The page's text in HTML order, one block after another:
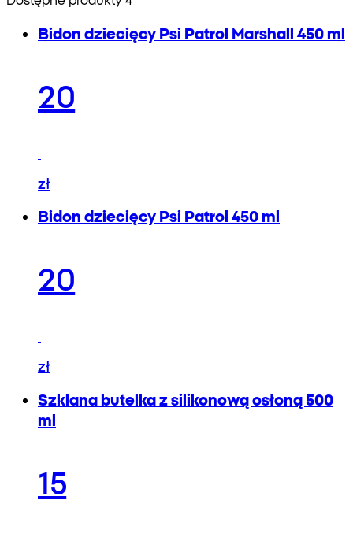
Bidon dziecięcy Psi Patrol Marshall 450 ml
20
zł
Bidon dziecięcy Psi Patrol 450 ml
20
zł
Szklana butelka z silikonową osłoną 500
ml
15